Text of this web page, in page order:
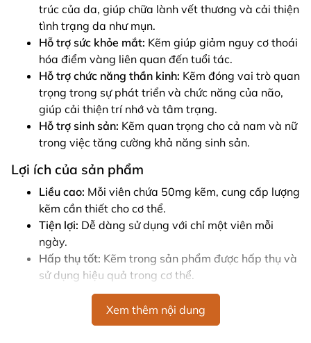
trúc của da, giúp chữa lành vết thương và cải thiện
tình trạng da như mụn.
Hỗ trợ sức khỏe mắt: Kẽm giúp giảm nguy cơ thoái
hóa điểm vàng liên quan đến tuổi tác.
Hỗ trợ chức năng thần kinh: Kẽm đóng vai trò quan
trọng trong sự phát triển và chức năng của não,
giúp cải thiện trí nhớ và tâm trạng.
Hỗ trợ sinh sản: Kẽm quan trọng cho cả nam và nữ
trong việc tăng cường khả năng sinh sản.
Lợi ích của sản phẩm
Liều cao: Mỗi viên chứa 50mg kẽm, cung cấp lượng
kẽm cần thiết cho cơ thể.
Tiện lợi: Dễ dàng sử dụng với chỉ một viên mỗi
ngày.
Hấp thụ tốt: Kẽm trong sản phẩm được hấp thụ và
sử dụng hiệu quả trong cơ thể.
Zinc amino acid chelate:125mg (tương đương với
Xem thêm nội dung